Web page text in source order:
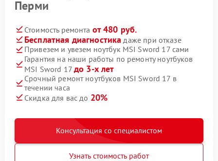
Перми
Стоимость ремонта от 480 руб.
Бесплатная диагностика даже при отказе
Привезем и увезем ноутбук MSI Sword 17 сами
Гарантия на наши работы по ремонту ноутбуков
MSI Sword 17 до 3-х лет
Срочный ремонт ноутбуков MSI Sword 17 в
течении часа
Скидка для вас до 20%
Консультация со специалистом
Узнать стоимость работ